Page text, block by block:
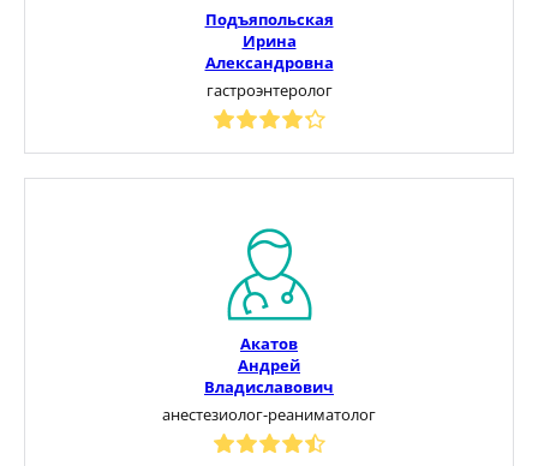
Подъяпольская
Ирина
Александровна
гастроэнтеролог
Акатов
Андрей
Владиславович
анестезиолог-реаниматолог